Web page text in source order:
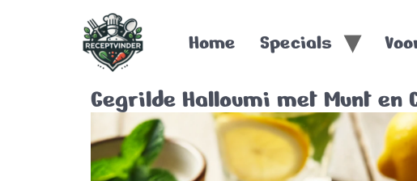
Home Specials
Gegrilde Halloumi met Munt en